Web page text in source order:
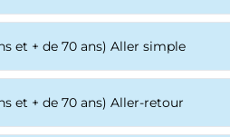
et + de 70 ans) Aller simple
et + de 70 ans) Aller-retour